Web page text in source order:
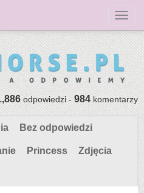
odpowiedzi -984komentarzy
Bez odpowiedzi
Princess Zdjęcia